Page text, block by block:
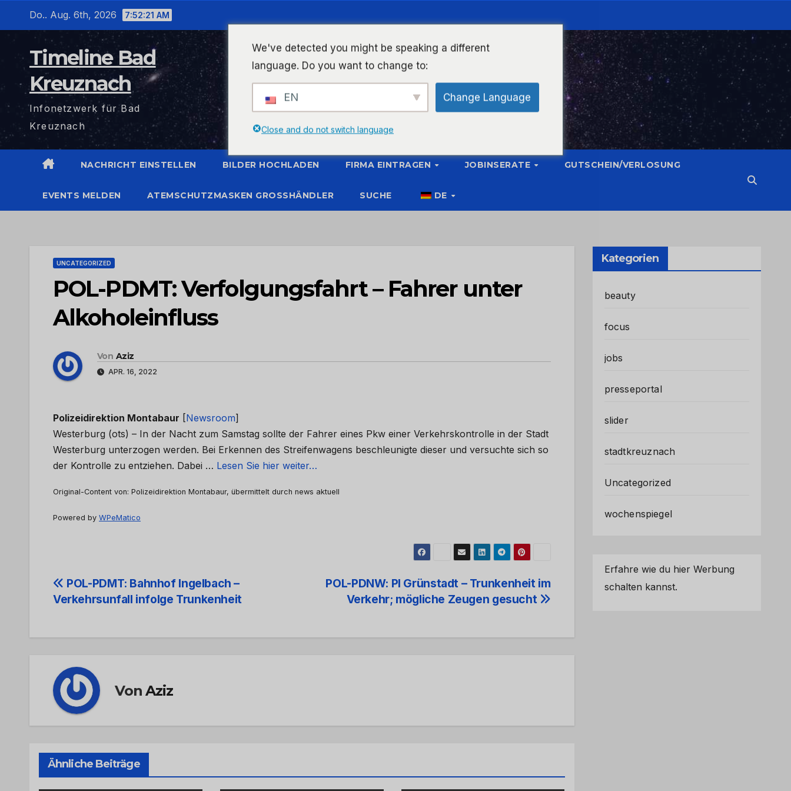
Do.. Aug. 6th, 2026 7:52:22 AM
Timeline Bad
Kreuznach
Infonetzwerk für Bad
Kreuznach
NACHRICHT EINSTELLEN BILDER HOCHLADEN FIRMA EINTRAGEN JOBINSERATE GUTSCHEIN/VERLOSUNG
EVENTS MELDEN ATEMSCHUTZMASKEN GROSSHÄNDLER SUCHE DE
UNCATEGORIZED
POL-PDMT: Verfolgungsfahrt – Fahrer unter
Alkoholeinfluss
Von Aziz
APR. 16, 2022
Polizeidirektion Montabaur [Newsroom]
Westerburg (ots) – In der Nacht zum Samstag sollte der Fahrer eines Pkw einer Verkehrskontrolle in der Stadt
Westerburg unterzogen werden. Bei Erkennen des Streifenwagens beschleunigte dieser und versuchte sich so
der Kontrolle zu entziehen. Dabei … Lesen Sie hier weiter…
Original-Content von: Polizeidirektion Montabaur, übermittelt durch news aktuell
Powered by WPeMatico
Beitrags-
POL-PDNW: PI Grünstadt – Trunkenheit im
Verkehr; mögliche Zeugen gesucht
POL-PDMT: Bahnhof Ingelbach –
Verkehrsunfall infolge Trunkenheit
VonAziz
Ähnliche Beiträge
Kategorien
beauty
focus
jobs
presseportal
slider
stadtkreuznach
Uncategorized
wochenspiegel
Erfahre wie du hier Werbung
schalten kannst.
We've detected you might be speaking a different
language. Do you want to change to:
EN Change Language
Close and do not switch language